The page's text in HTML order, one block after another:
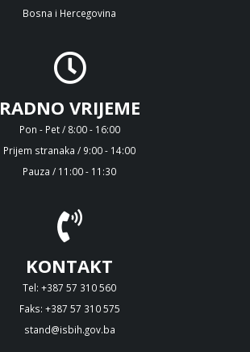
Bosna i Hercegovina
RADNO VRIJEME
Pon - Pet / 8:00 - 16:00
Prijem stranaka / 9:00 - 14:00
Pauza / 11:00 - 11:30
KONTAKT
Tel: +387 57 310 560
Faks: +387 57 310 575
stand@isbih.gov.ba